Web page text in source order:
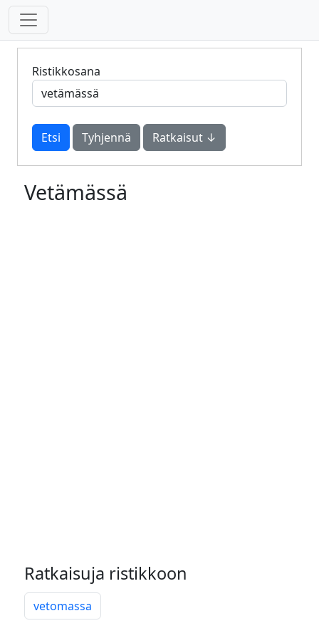
Ristikkosana
Tyhjennä Ratkaisut ↓
Vetämässä
Ratkaisuja ristikkoon
vetomassa